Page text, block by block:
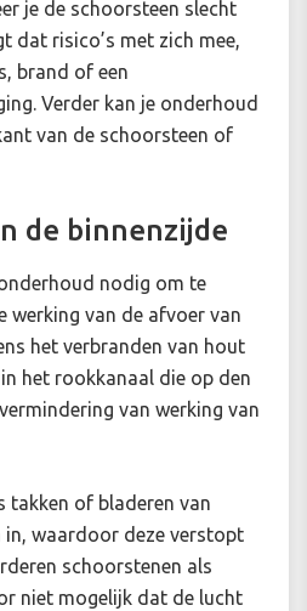
je de schoorsteen slecht
dat risico’s met zich mee,
brand of een
Verder kan je onderhoud
van de schoorsteen of
de binnenzijde
nodig om te
werking van de afvoer van
het verbranden van hout
het rookkanaal die op den
van werking van
takken of bladeren van
in, waardoor deze verstopt
schoorstenen als
niet mogelijk dat de lucht